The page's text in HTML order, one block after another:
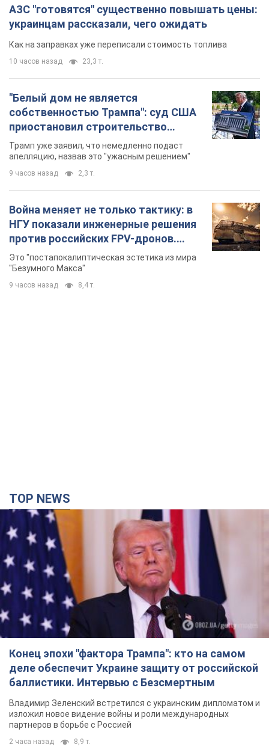
АЗС "готовятся" существенно повышать цены:
украинцам рассказали, чего ожидать
Как на заправках уже переписали стоимость топлива
10 часов назад 23,3 т.
"Белый дом не является
собственностью Трампа": суд США
приостановил строительство
бального зала стоимостью 400 млн
долларов
Трамп уже заявил, что немедленно подаст
апелляцию, назвав это "ужасным решением"
9 часов назад 2,3 т.
Война меняет не только тактику: в
НГУ показали инженерные решения
против российских FPV-дронов.
Фото
Это "постапокалиптическая эстетика из мира
"Безумного Макса"
9 часов назад 8,4 т.
TOP NEWS
Конец эпохи "фактора Трампа": кто на самом
деле обеспечит Украине защиту от российской
баллистики. Интервью с Безсмертным
Владимир Зеленский встретился с украинским дипломатом и
изложил новое видение войны и роли международных
партнеров в борьбе с Россией
2 часа назад 8,9 т.